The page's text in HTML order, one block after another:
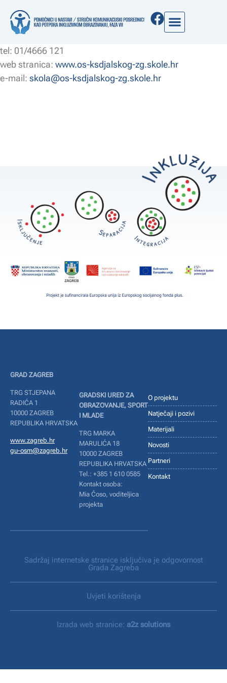
Mlinarska 35, 10 000 Zagreb
tel: 01/4666 121
web stranica: www.os-ksdjalskog-zg.skole.hr
e-mail: skola@os-ksdjalskog-zg.skole.hr
GRAD ZAGREB
TRG STJEPANA
RADIĆA 1
10000 ZAGREB
REPUBLIKA HRVATSKA
www.zagreb.hr
gu-osm@zagreb.hr
GRADSKI URED ZA
OBRAZOVANJE, SPORT
I MLADE
TRG MARKA
MARULIĆA 18
10000 ZAGREB
REPUBLIKA HRVATSKA
Tel.: +385 1 610 0585
Kontakt osoba:
Mia Ćoso, voditeljica
projekta
O projektu
Natječaji i pozivi
Materijali
Novosti
Partneri
Kontakt
Sadržaj internetske stranice isključiva je odgovornost
Grada Zagreba
Uvjeti korištenja
Izrada web stranice: a2z solutions